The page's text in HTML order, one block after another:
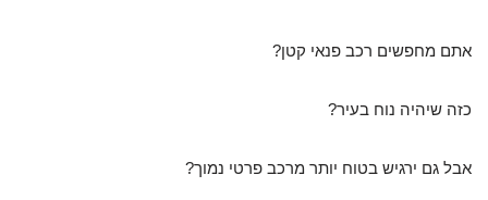
אתם מחפשים רכב פנאי קטן?
כזה שיהיה נוח בעיר?
אבל גם ירגיש בטוח יותר מרכב פרטי נמוך?